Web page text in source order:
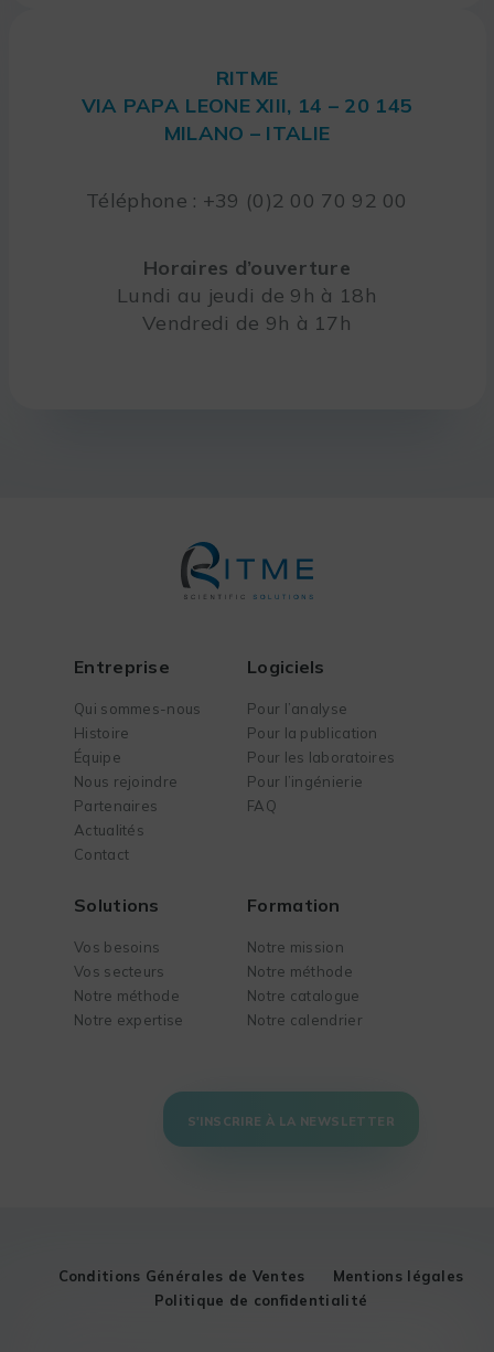
RITME
VIA PAPA LEONE XIII, 14 – 20 145
MILANO – ITALIE
Téléphone : +39 (0)2 00 70 92 00
Horaires d’ouverture
Lundi au jeudi de 9h à 18h
Vendredi de 9h à 17h
Entreprise
Qui sommes-nous
Histoire
Équipe
Nous rejoindre
Partenaires
Actualités
Contact
Logiciels
Pour l’analyse
Pour la publication
Pour les laboratoires
Pour l’ingénierie
FAQ
Solutions
Vos besoins
Vos secteurs
Notre méthode
Notre expertise
Formation
Notre mission
Notre méthode
Notre catalogue
Notre calendrier
S'INSCRIRE À LA NEWSLETTER
Conditions Générales de Ventes
Mentions légales
Politique de confidentialité